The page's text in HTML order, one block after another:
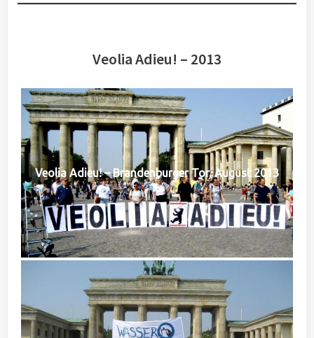
Veolia Adieu! – 2013
Veolia Adieu! – Brandenburger Tor, August 2013